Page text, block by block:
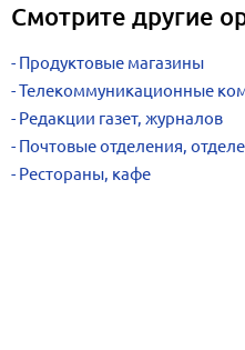
Смотрите другие
Продуктовые магазины
Телекоммуникационные
Редакции газет, журналов
Почтовые отделения,
Рестораны, кафе